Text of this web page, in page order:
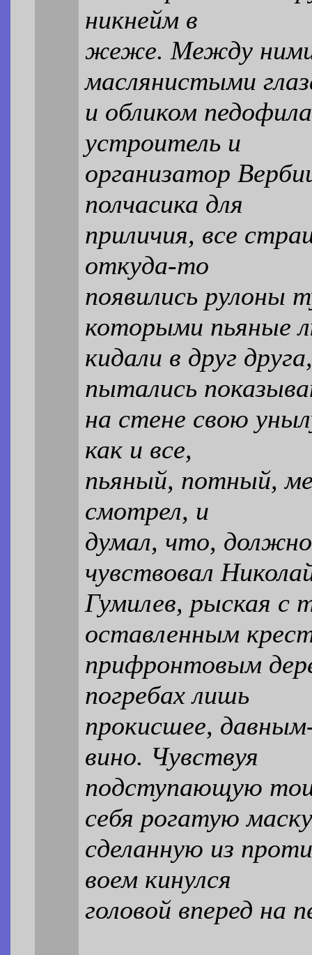
никнейм в
жеже. Между
маслянистыми
и обликом
устроитель и
организатор
полчасика для
приличия, все
откуда-то
появились рулоны
которыми пьяные
кидали в друг
пытались
на стене свою
как и все,
пьяный, потный,
смотрел, и
думал, что,
чувствовал
Гумилев, рыская с
оставленным
прифронтовым
погребах лишь
прокисшее,
вино. Чувствуя
подступающую
себя рогатую
сделанную из
воем кинулся
головой вперед на